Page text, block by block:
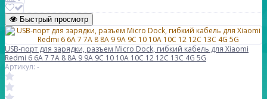
Быстрый просмотр
USB-порт для зарядки, разъем Micro Dock, гибкий кабель для Xiaomi
Redmi 6 6A 7 7A 8 8A 9 9A 9C 10 10A 10C 12 12C 13C 4G 5G
Артикул: -